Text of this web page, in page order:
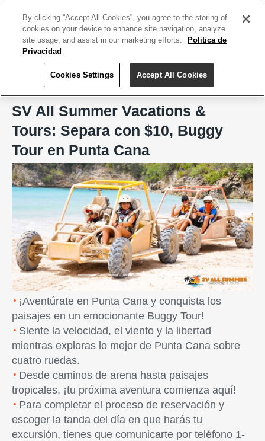
SV All Summer Vacations & Tours
SV All Summer Vacations &
Tours: Separa con $10, Buggy
Tour en Punta Cana
Previous Next
¡Aventúrate en Punta Cana y conquista los
paisajes en un emocionante Buggy Tour!
Siente la velocidad, el viento y la libertad
mientras exploras lo mejor de Punta Cana sobre
cuatro ruedas.
Desde caminos de arena hasta paisajes
tropicales, ¡tu próxima aventura comienza aquí!
Para completar el proceso de reservación y
escoger la tanda del día en que harás tu
excursión, tienes que comunicarte por teléfono 1-
By clicking “Accept All Cookies”, you agree to the storing of
cookies on your device to enhance site navigation, analyze
site usage, and assist in our marketing efforts.
Politica de
Privacidad
Cookies Settings Accept All Cookies